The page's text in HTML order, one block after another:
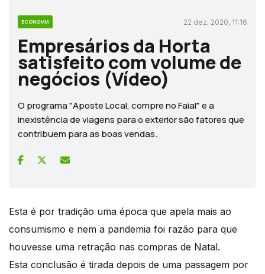
ECONOMIA 22 dez, 2020, 11:16
Empresários da Horta
satisfeito com volume de
negócios (Vídeo)
O programa "Aposte Local, compre no Faial" e a
inexistência de viagens para o exterior são fatores que
contribuem para as boas vendas.
Esta é por tradição uma época que apela mais ao
consumismo e nem a pandemia foi razão para que
houvesse uma retração nas compras de Natal.
Esta conclusão é tirada depois de uma passagem por